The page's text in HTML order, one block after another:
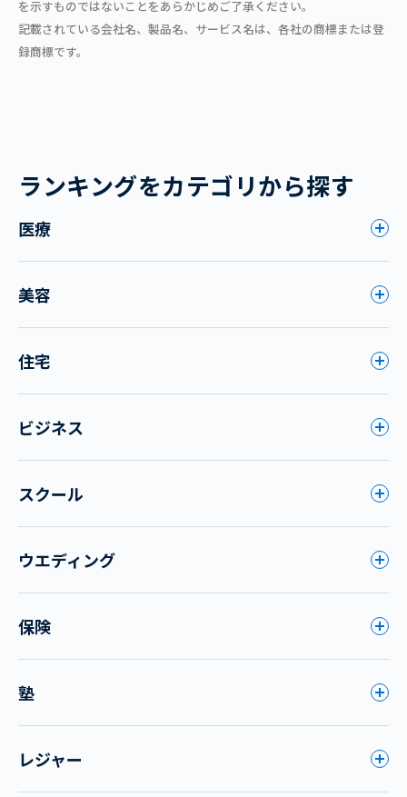
を示すものではないことをあらかじめご了承ください。
記載されている会社名、製品名、サービス名は、各社の商標または登
録商標です。
ランキングをカテゴリから探す
医療
美容
住宅
ビジネス
スクール
ウエディング
保険
塾
レジャー